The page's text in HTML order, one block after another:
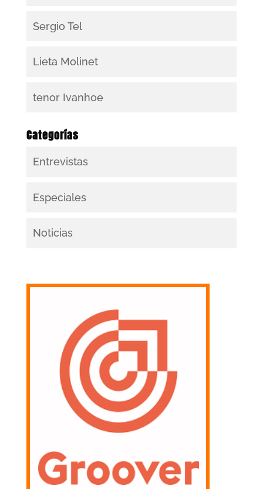
Sergio Tel
Lieta Molinet
tenor Ivanhoe
Categorías
Entrevistas
Especiales
Noticias